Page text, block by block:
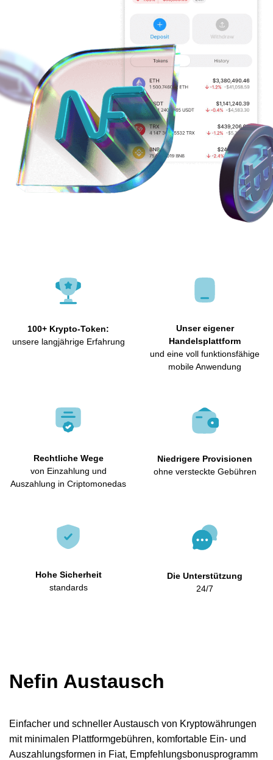
100+ Krypto-Token:
unsere langjährige Erfahrung
Unser eigener
Handelsplattform
und eine voll funktionsfähige
mobile Anwendung
Rechtliche Wege
von Einzahlung und
Auszahlung in Criptomonedas
Niedrigere Provisionen
ohne versteckte Gebühren
Hohe Sicherheit
standards
Die Unterstützung
24/7
Nefin Austausch
Einfacher und schneller Austausch von Kryptowährungen
mit minimalen Plattformgebühren, komfortable Ein- und
Auszahlungsformen in Fiat, Empfehlungsbonusprogramm